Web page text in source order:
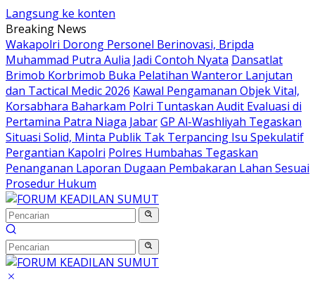
Langsung ke konten
Breaking News
Wakapolri Dorong Personel Berinovasi, Bripda
Muhammad Putra Aulia Jadi Contoh Nyata Dansatlat
Brimob Korbrimob Buka Pelatihan Wanteror Lanjutan
dan Tactical Medic 2026 Kawal Pengamanan Objek Vital,
Korsabhara Baharkam Polri Tuntaskan Audit Evaluasi di
Pertamina Patra Niaga JabarGP Al-Washliyah Tegaskan
Situasi Solid, Minta Publik Tak Terpancing Isu Spekulatif
Pergantian Kapolri Polres Humbahas Tegaskan
Penanganan Laporan Dugaan Pembakaran Lahan Sesuai
Prosedur Hukum